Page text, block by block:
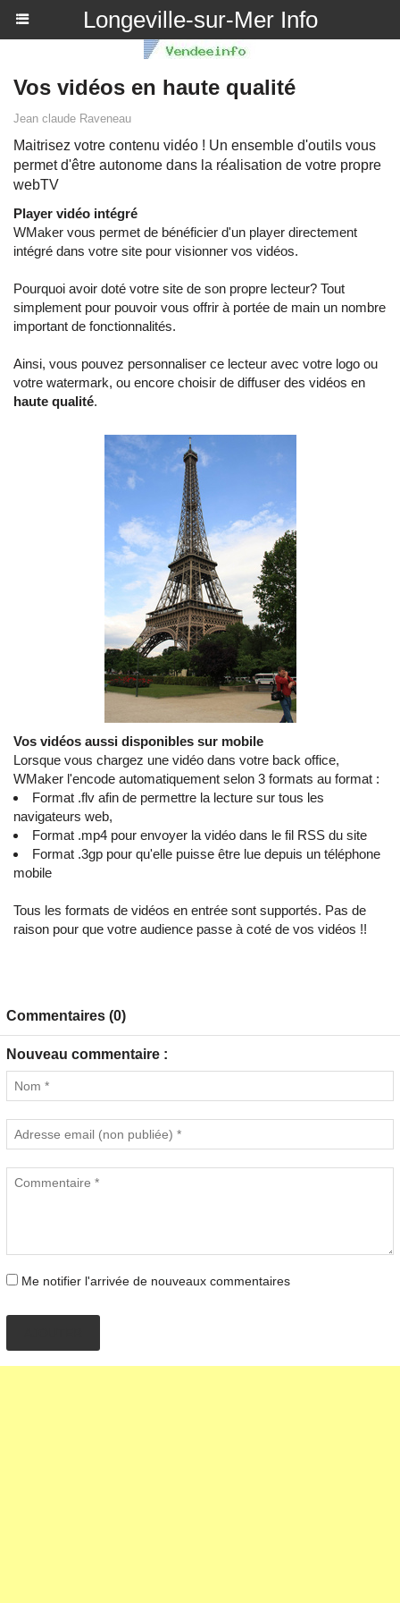
Longeville-sur-Mer Info
Vos vidéos en haute qualité
Jean claude Raveneau
Maitrisez votre contenu vidéo ! Un ensemble d'outils vous
permet d'être autonome dans la réalisation de votre propre
webTV
Player vidéo intégré
WMaker vous permet de bénéficier d'un player directement
intégré dans votre site pour visionner vos vidéos.
Pourquoi avoir doté votre site de son propre lecteur? Tout
simplement pour pouvoir vous offrir à portée de main un nombre
important de fonctionnalités.
Ainsi, vous pouvez personnaliser ce lecteur avec votre logo ou
votre watermark, ou encore choisir de diffuser des vidéos en
haute qualité.
Vos vidéos aussi disponibles sur mobile
Lorsque vous chargez une vidéo dans votre back office,
WMaker l'encode automatiquement selon 3 formats au format :
Format .flv afin de permettre la lecture sur tous les
navigateurs web,
Format .mp4 pour envoyer la vidéo dans le fil RSS du site
Format .3gp pour qu'elle puisse être lue depuis un téléphone
mobile
Tous les formats de vidéos en entrée sont supportés. Pas de
raison pour que votre audience passe à coté de vos vidéos !!
Commentaires (0)
Nouveau commentaire :
Me notifier l'arrivée de nouveaux commentaires